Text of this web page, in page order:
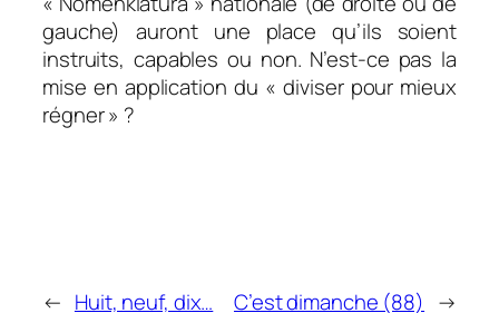
gauche) auront une place qu’ils soient
instruits, capables ou non. N’est-ce pas la
mise en application du « diviser pour mieux
régner » ?
← Huit, neuf, dix… C’est dimanche (88) →